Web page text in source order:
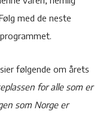
med de neste
følgende om årets
for alle som er
som Norge er